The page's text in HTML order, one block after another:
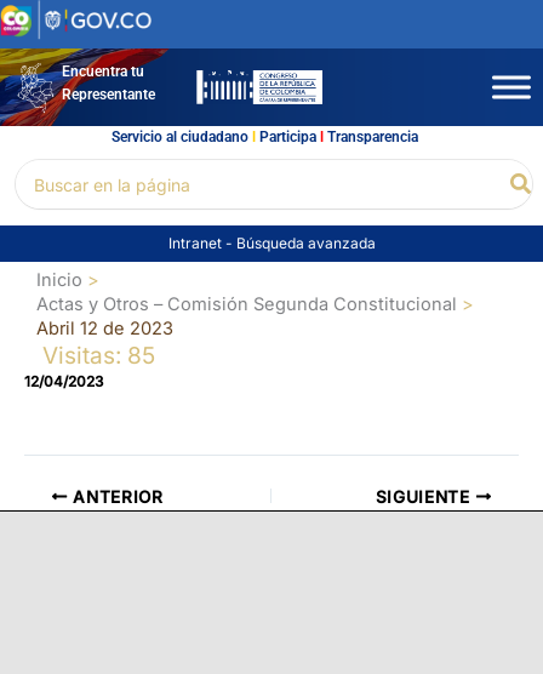
Ir
al
contenidoEncuentra tu
Representante
Servicio al ciudadano l Participal Transparencia
por:
Intranet - Búsqueda avanzada
Inicio
Actas y Otros – Comisión Segunda Constitucional
Abril 12 de 2023
Visitas: 85
12/04/2023
ANTERIOR SIGUIENTE